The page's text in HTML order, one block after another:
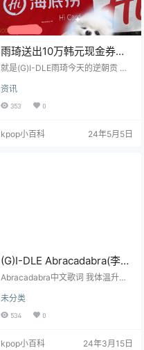
雨琦送出10万韩元现金券，
粉丝们被宠翻了
就是(G)I-DLE雨琦今天的逆朝贡 据
券… 每个人都收到了10万韩元。(约
530RMB) https://x.com/with_lion_/
丝们吃饭,今天在最后一期的时候真
资讯
353 0
kpop小百科 24年5月5日
(G)I-DLE Abracadabra(李孝
利的红毯)
Abracadabra中文歌词 我体温升
转啊转它不停旋转 没人知道何处它
会停止 每次你呼唤我的名字 我体温
升高就像燃烧的火焰 燃烧的火焰，
越升越高 阿布拉-阿布拉-卡达布拉
未分类
534 0
kpop小百科 24年3月15日